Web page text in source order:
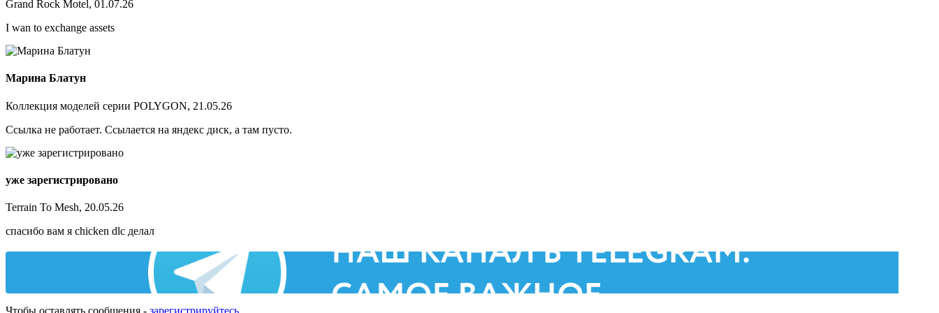
Grand Rock Motel, 01.07.26
I wan to exchange assets
Марина Блатун
Коллекция моделей серии POLYGON, 21.05.26
Ссылка не работает. Ссылается на яндекс диск, а там пусто.
уже зарегистрировано
Terrain To Mesh, 20.05.26
спасибо вам я chicken dlc делал
Чтобы оставлять сообщения - зарегистрируйтесь